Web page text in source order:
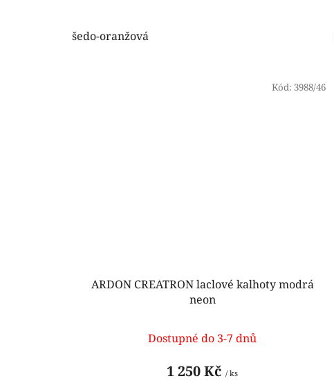
šedo-oranžová
ARDON CREATRON laclové kalhoty modrá
neon
Dostupné do 3-7 dnů
1 250 Kč/ ks
Kód: 3988/46